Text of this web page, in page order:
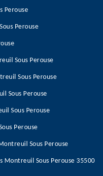
Perouse
Perouse
Sous Perouse
Sous Perouse
Sous Perouse
Sous Perouse
Perouse
Sous Perouse
Montreuil Sous Perouse 35500